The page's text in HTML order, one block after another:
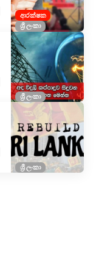
ආරක්ෂක
ශ්‍රී ලංකා
ශ්‍රී ලංකා
ශ්‍රී ලංකා